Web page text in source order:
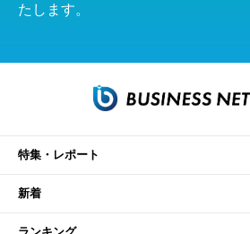
たします。
特集・レポート
新着